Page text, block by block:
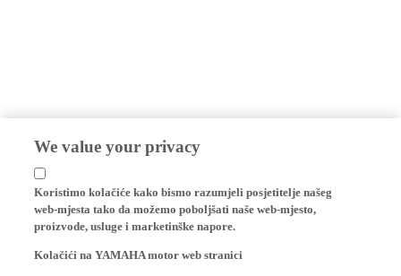
We value your privacy
Koristimo kolačiće kako bismo razumjeli posjetitelje našeg
web-mjesta tako da možemo poboljšati naše web-mjesto,
proizvode, usluge i marketinške napore.